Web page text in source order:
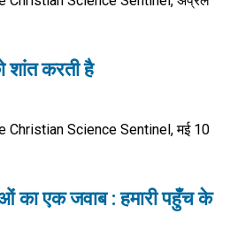
शांत करती है
Christian Science Sentinel, मई 10
का एक जवाब : हमारी पहुँच के